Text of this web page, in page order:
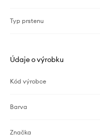
Typ prstenu
Údaje o výrobku
Kód výrobce
Barva
Značka